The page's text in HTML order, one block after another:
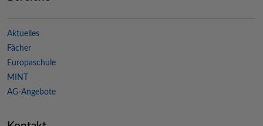
Aktuelles
Fächer
Europaschule
MINT
AG-Angebote